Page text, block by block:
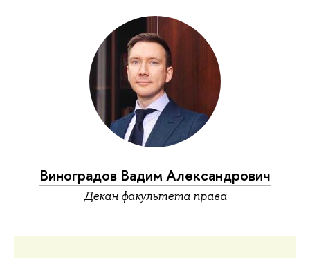
Виноградов Вадим Александрович
Декан факультета права